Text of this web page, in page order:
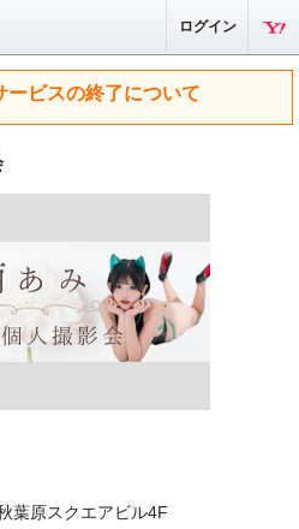
ログイン
ービスの終了について
葉原スクエアビル4F